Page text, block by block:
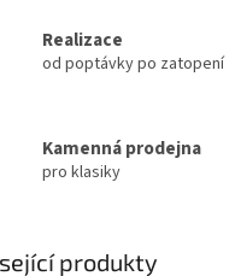
Realizace
od poptávky po zatopení
Kamenná prodejna
pro klasiky
produkty